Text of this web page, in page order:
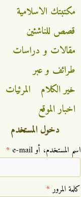
مكتبتك الاسلامية
قصص للناشئين
مقالات و دراسات
طرائف و عبر
خير الكلام
المرئيات
اخبار الموقع
دخول المستخدم
‏اسم المستخدم، أو e-mail ‏ *
‏كلمة المرور ‏*